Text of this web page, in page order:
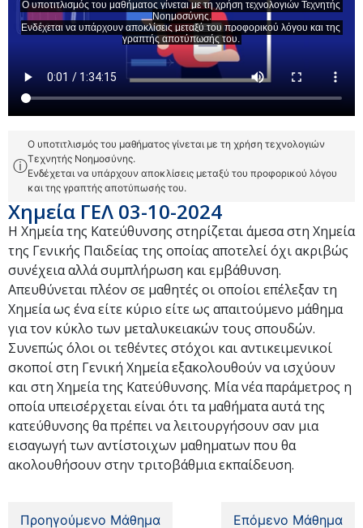
ⓘ
Ο υποτιτλισμός του μαθήματος γίνεται με τη χρήση τεχνολογιών
Τεχνητής Νοημοσύνης.
Ενδέχεται να υπάρχουν αποκλίσεις μεταξύ του προφορικού λόγου
και της γραπτής αποτύπωσής του.
Χημεία ΓΕΛ 03-10-2024
Η Χημεία της Κατεύθυνσης στηρίζεται άμεσα στη Χημεία
της Γενικής Παιδείας της οποίας αποτελεί όχι ακριβώς
συνέχεια αλλά συμπλήρωση και εμβάθυνση.
Απευθύνεται πλέον σε μαθητές οι οποίοι επέλεξαν τη
Χημεία ως ένα είτε κύριο είτε ως απαιτούμενο μάθημα
για τον κύκλο των μεταλυκειακών τους σπουδών.
Συνεπώς όλοι οι τεθέντες στόχοι και αντικειμενικοί
σκοποί στη Γενική Χημεία εξακολουθούν να ισχύουν
και στη Χημεία της Κατεύθυνσης. Μία νέα παράμετρος η
οποία υπεισέρχεται είναι ότι τα μαθήματα αυτά της
κατεύθυνσης θα πρέπει να λειτουργήσουν σαν μια
εισαγωγή των αντίστοιχων μαθηματων που θα
ακολουθήσουν στην τριτοβάθμια εκπαίδευση.
Προηγούμενο Μάθημα Επόμενο Μάθημα